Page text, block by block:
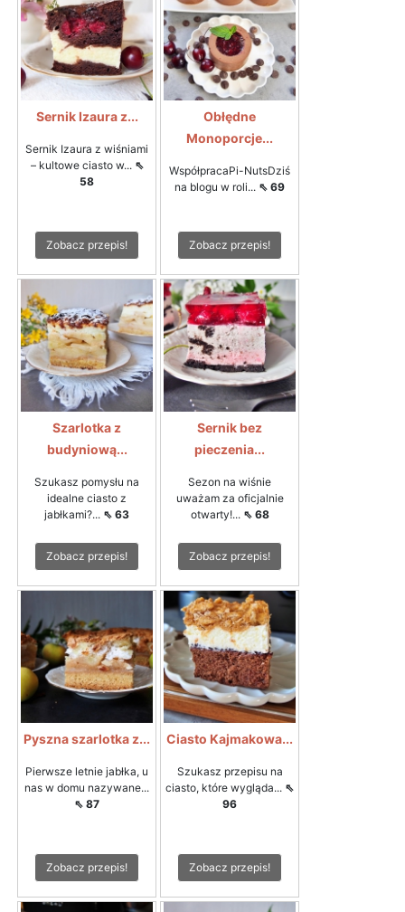
Sernik Izaura z...
Sernik Izaura z wiśniami
– kultowe ciasto w... ⇖
58
Zobacz przepis!
Obłędne
Monoporcje...
WspółpracaPi-NutsDziś
na blogu w roli... ⇖ 69
Zobacz przepis!
Szarlotka z
budyniową...
Szukasz pomysłu na
idealne ciasto z
jabłkami?... ⇖ 63
Zobacz przepis!
Sernik bez
pieczenia...
Sezon na wiśnie
uważam za oficjalnie
otwarty!... ⇖ 68
Zobacz przepis!
Pyszna szarlotka z...
Pierwsze letnie jabłka, u
nas w domu nazywane...
⇖ 87
Zobacz przepis!
Ciasto Kajmakowa...
Szukasz przepisu na
ciasto, które wygląda... ⇖
96
Zobacz przepis!